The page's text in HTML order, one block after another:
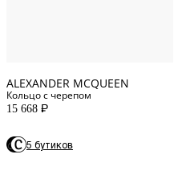
ALEXANDER MCQUEEN
Кольцо с черепом
15 668 P
5 бутиков